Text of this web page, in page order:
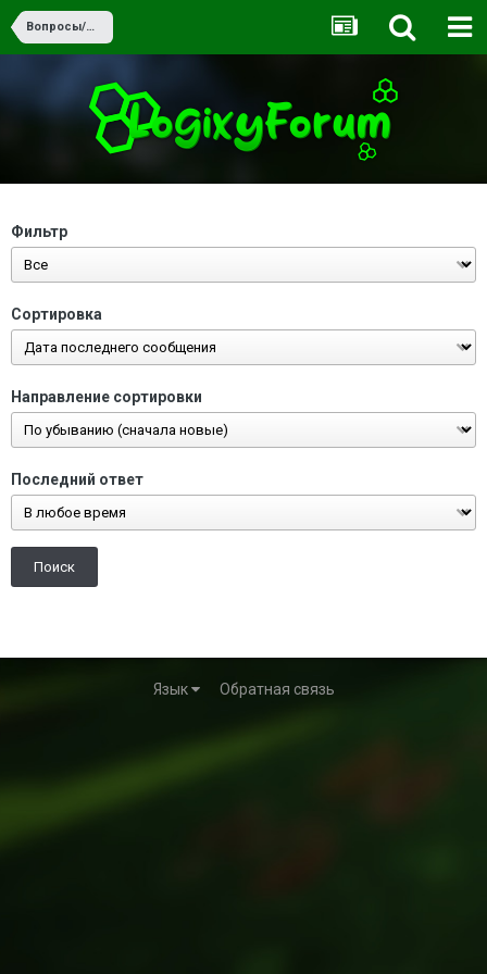
Вопросы/Ответы
Фильтр
Сортировка
Направление сортировки
Последний ответ
Поиск
Язык Обратная связь